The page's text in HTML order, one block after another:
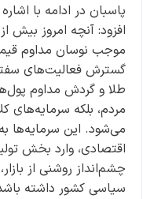
پاسبان در ادامه با
افزود: آنچه امروز بیش
موجب نوسان مداوم
گسترش فعالیت‌های
طلا و گردش مداوم
مردم، بلکه
می‌شود. این سرمایه‌ها
اقتصادی، وارد بخش
چشم‌انداز روشنی از
سیاسی کشور داشته